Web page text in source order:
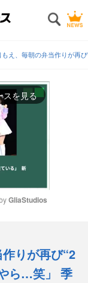
え、毎朝の弁当作りが再
スを見る
t
e
GliaStudios
りが再び“2
ら…笑」 季